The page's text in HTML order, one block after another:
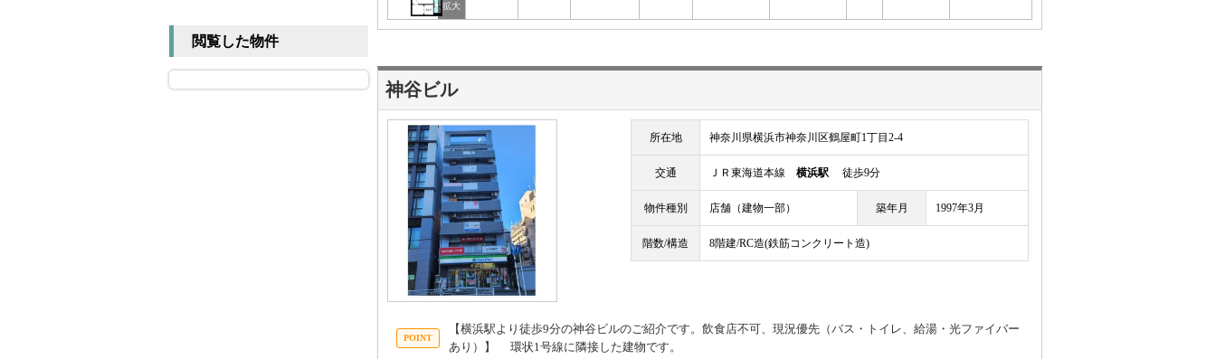
神谷ビル
所在地 神奈川県横浜市神奈川区鶴屋町1丁目2-4
交通 ＪＲ東海道本線 横浜駅 徒歩9分
物件種別 店舗（建物一部） 築年月 1997年3月
階数/構造 8階建/RC造(鉄筋コンクリート造)
【横浜駅より徒歩9分の神谷ビルのご紹介です。飲食店不可、現況優先（バス・トイレ、給湯・光ファイバー
あり）】 環状1号線に隣接した建物です。
閲覧した物件